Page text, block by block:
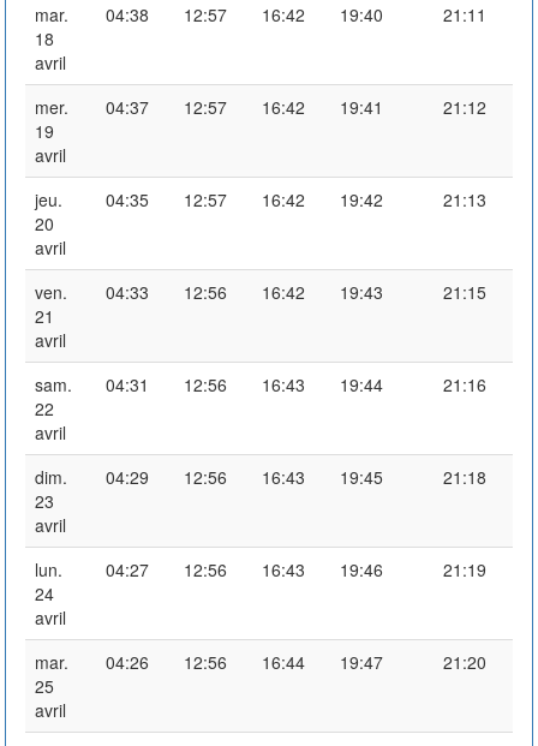
mar.
18
avril
04:38 12:57 16:42 19:40 21:11
mer.
19
avril
04:37 12:57 16:42 19:41 21:12
jeu.
20
avril
04:35 12:57 16:42 19:42 21:13
ven.
21
avril
04:33 12:56 16:42 19:43 21:15
sam.
22
avril
04:31 12:56 16:43 19:44 21:16
dim.
23
avril
04:29 12:56 16:43 19:45 21:18
lun.
24
avril
04:27 12:56 16:43 19:46 21:19
mar.
25
avril
04:26 12:56 16:44 19:47 21:20